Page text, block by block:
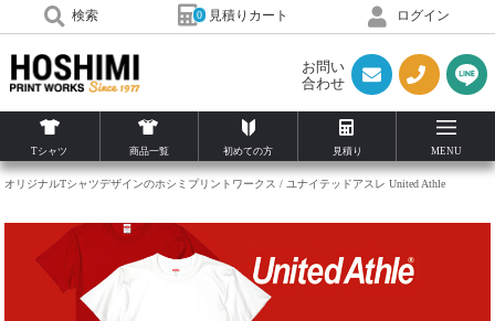
検索 0 見積りカート ログイン
お問い
合わせ
Tシャツ 商品一覧 初めての方 見積り MENU
オリジナルTシャツデザインのホシミプリントワークス ユナイテッドアスレ United Athle